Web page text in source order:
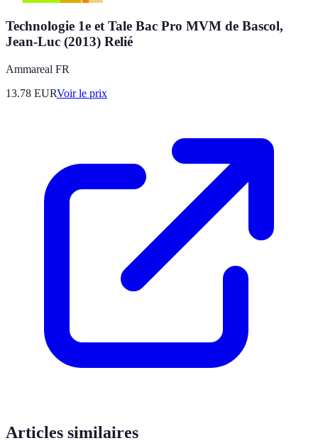
Technologie 1e et Tale Bac Pro MVM de Bascol,
Jean-Luc (2013) Relié
Ammareal FR
13.78 EURVoir le prix
Articles similaires